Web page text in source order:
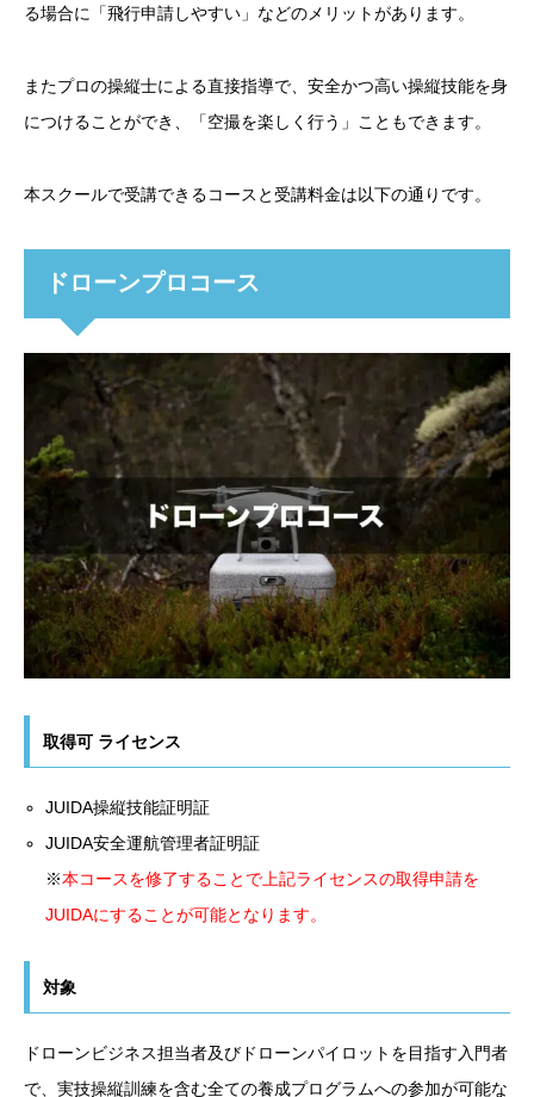
る場合に「飛行申請しやすい」などのメリットがあります。
またプロの操縦士による直接指導で、安全かつ高い操縦技能を身
につけることができ、「空撮を楽しく行う」こともできます。
本スクールで受講できるコースと受講料金は以下の通りです。
ドローンプロコース
取得可 ライセンス
JUIDA操縦技能証明証
JUIDA安全運航管理者証明証
※本コースを修了することで上記ライセンスの取得申請を
JUIDAにすることが可能となります。
対象
ドローンビジネス担当者及びドローンパイロットを目指す入門者
で、実技操縦訓練を含む全ての養成プログラムへの参加が可能な